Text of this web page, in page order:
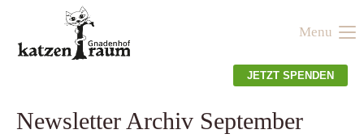
Der Eintrag "offcanvas-col1" existiert leider nicht.
Menu
JETZT SPENDEN
Newsletter Archiv September